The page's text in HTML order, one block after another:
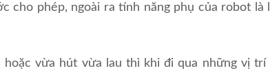
cho phép, ngoài ra tính năng phụ của robot là
vừa hút vừa lau thì khi đi qua những vị trí